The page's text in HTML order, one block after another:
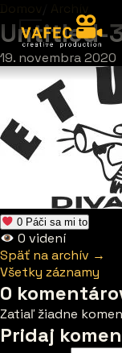
Domov Archív
Untitled-
19. novembra 2020
0 Páči sa mi to
0 videní
Späť na archív →
Všetky záznamy
0
Zatiaľ žiadne
Pridaj